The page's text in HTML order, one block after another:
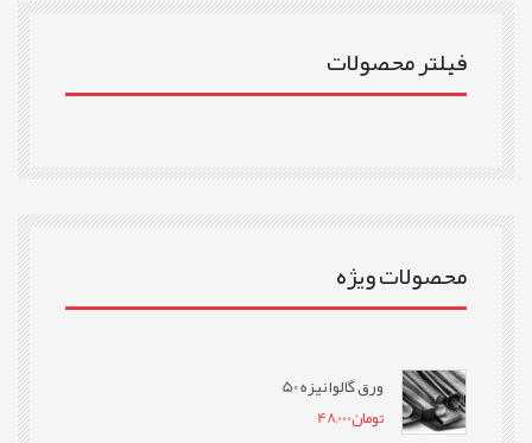
فیلتر محصولات
محصولات ویژه
ورق گالوانیزه 50
تومان48,000